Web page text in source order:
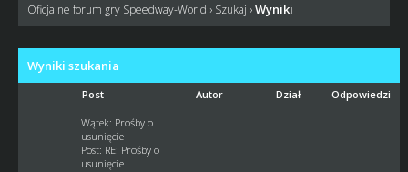
Oficjalne forum gry Speedway-World › Szukaj ›Wyniki
Wyniki szukania
Post Autor Dział Odpowiedzi
Wątek: Prośby o
usunięcie
Post: RE: Prośby o
usunięcie